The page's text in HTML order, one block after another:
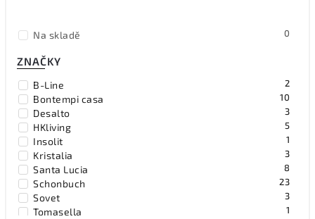
Na skladě 0
ZNAČKY
B-Line 2
Bontempi casa 10
Desalto 3
HKliving 5
Insolit 1
Kristalia 3
Santa Lucia 8
Schonbuch 23
Sovet 3
Tomasella 1